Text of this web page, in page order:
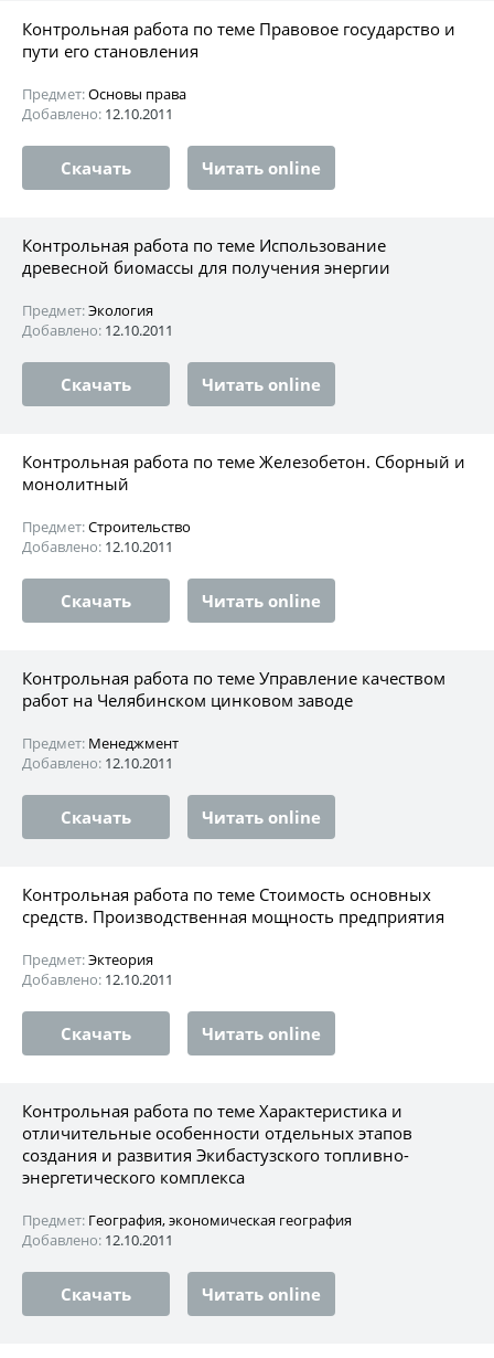
Контрольная работа по теме Правовое государство и
пути его становления
Предмет:Основы права
Добавлено: 12.10.2011
Скачать Читать online
Контрольная работа по теме Использование
древесной биомассы для получения энергии
Предмет:Экология
Добавлено: 12.10.2011
Скачать Читать online
Контрольная работа по теме Железобетон. Сборный и
монолитный
Предмет:Строительство
Добавлено: 12.10.2011
Скачать Читать online
Контрольная работа по теме Управление качеством
работ на Челябинском цинковом заводе
Предмет: Менеджмент
Добавлено: 12.10.2011
Скачать Читать online
Контрольная работа по теме Стоимость основных
средств. Производственная мощность предприятия
Предмет:Эктеория
Добавлено: 12.10.2011
Скачать Читать online
Контрольная работа по теме Характеристика и
отличительные особенности отдельных этапов
создания и развития Экибастузского топливно-
энергетического комплекса
Предмет: География, экономическая география
Добавлено: 12.10.2011
Скачать Читать online